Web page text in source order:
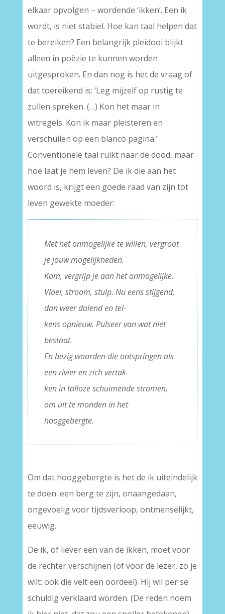
elkaar opvolgen – wordende ‘ikken’. Een ik
wordt, is niet stabiel. Hoe kan taal helpen dat
te bereiken? Een belangrijk pleidooi blijkt
alleen in poëzie te kunnen worden
uitgesproken. En dan nog is het de vraag of
dat toereikend is: ‘Leg mijzelf op rustig te
zullen spreken. (…) Kon het maar in
witregels. Kon ik maar pleisteren en
verschuilen op een blanco pagina.’
Conventionele taal ruikt naar de dood, maar
hoe laat je hem leven? De ik die aan het
woord is, krijgt een goede raad van zijn tot
leven gewekte moeder:
Met het onmogelijke te willen, vergroot
je jouw mogelijkheden.
Kom, vergrijp je aan het onmogelijke.
Vloei, stroom, stulp. Nu eens stijgend,
dan weer dalend en tel-
kens opnieuw. Pulseer van wat niet
bestaat.
En bezig woorden die ontspringen als
een rivier en zich vertak-
ken in talloze schuimende stromen,
om uit te monden in het
hooggebergte.
Om dat hooggebergte is het de ik uiteindelijk
te doen: een berg te zijn, onaangedaan,
ongevoelig voor tijdsverloop, ontmenselijkt,
eeuwig.
De ik, of liever een van de ikken, moet voor
de rechter verschijnen (of voor de lezer, zo je
wilt: ook die velt een oordeel). Hij wil per se
schuldig verklaard worden. (De reden noem